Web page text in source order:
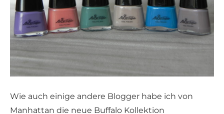
Wie auch einige andere Blogger habe ich von
Manhattan die neue Buffalo Kollektion